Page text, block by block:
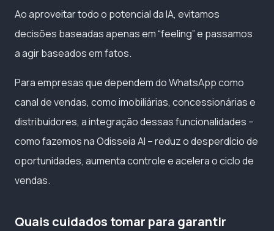
Ao aproveitar todo o potencial da IA, evitamos
decisões baseadas apenas em “feeling” e passamos
a agir baseados em fatos.
Para empresas que dependem do WhatsApp como
canal de vendas, como imobiliárias, concessionárias e
distribuidores, a integração dessas funcionalidades –
como fazemos na Odisseia AI – reduz o desperdício de
oportunidades, aumenta controle e acelera o ciclo de
vendas.
Quais cuidados tomar para garantir